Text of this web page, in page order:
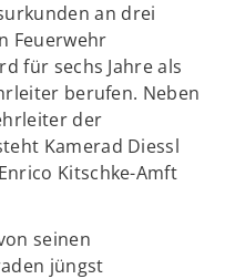
an drei
Feuerwehr
für sechs Jahre als
berufen. Neben
der
Kamerad Diessl
Kitschke-Amft
seinen
jüngst